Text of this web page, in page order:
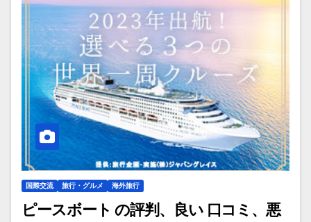
国際交流 旅行・グルメ 海外旅行
ピースボート の評判、良い 口コミ、悪